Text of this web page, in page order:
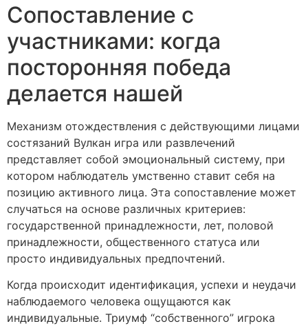
Сопоставление с
участниками: когда
посторонняя победа
делается нашей
Механизм отождествления с действующими лицами
состязаний Вулкан игра или развлечений
представляет собой эмоциональный систему, при
котором наблюдатель умственно ставит себя на
позицию активного лица. Эта сопоставление может
случаться на основе различных критериев:
государственной принадлежности, лет, половой
принадлежности, общественного статуса или
просто индивидуальных предпочтений.
Когда происходит идентификация, успехи и неудачи
наблюдаемого человека ощущаются как
индивидуальные. Триумф “собственного” игрока